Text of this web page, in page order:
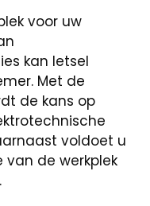
voor uw
kan letsel
Met de
de kans op
voldoet u
de werkplek